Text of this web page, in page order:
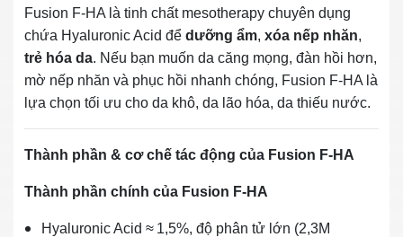
Fusion F‑HA là tinh chất mesotherapy chuyên dụng
chứa Hyaluronic Acid để dưỡng ẩm, xóa nếp nhăn,
trẻ hóa da. Nếu bạn muốn da căng mọng, đàn hồi hơn,
mờ nếp nhăn và phục hồi nhanh chóng, Fusion F‑HA là
lựa chọn tối ưu cho da khô, da lão hóa, da thiếu nước.
Thành phần & cơ chế tác động của Fusion F‑HA
Thành phần chính của Fusion F‑HA
Hyaluronic Acid ≈ 1,5%, độ phân tử lớn (2,3M